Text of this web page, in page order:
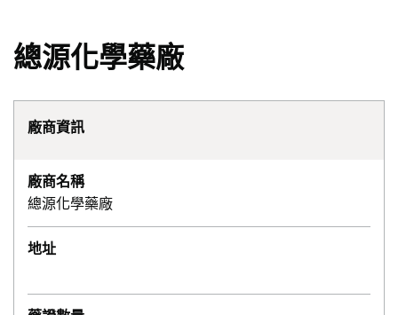
總源化學藥廠
廠商資訊
廠商名稱
總源化學藥廠
地址